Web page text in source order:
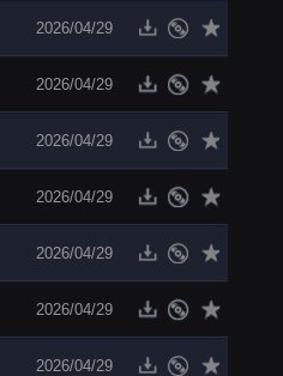
2026/04/29
2026/04/29
2026/04/29
2026/04/29
2026/04/29
2026/04/29
2026/04/29